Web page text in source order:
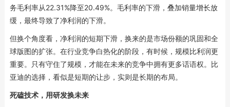
务毛利率从22.31%降至20.49%。毛利率的下滑，叠加销量增长放
缓，最终导致了净利润的下滑。
但换个角度看，净利润的短期下滑，换来的是市场份额的巩固和全
球版图的扩张。在行业竞争白热化的阶段，有时候，规模比利润更
重要。只有守住了规模，才能在未来的竞争中拥有更多话语权。比
亚迪的选择，看似是短期的让步，实则是长期的布局。
死磕技术，用研发换未来